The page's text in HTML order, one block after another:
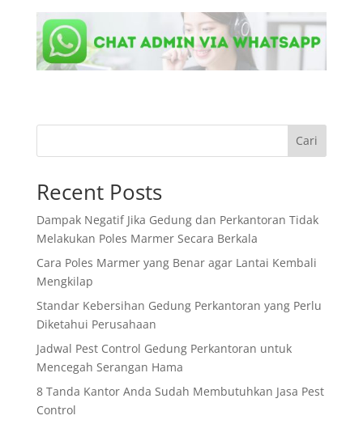
Cari
Recent Posts
Dampak Negatif Jika Gedung dan Perkantoran Tidak
Melakukan Poles Marmer Secara Berkala
Cara Poles Marmer yang Benar agar Lantai Kembali
Mengkilap
Standar Kebersihan Gedung Perkantoran yang Perlu
Diketahui Perusahaan
Jadwal Pest Control Gedung Perkantoran untuk
Mencegah Serangan Hama
8 Tanda Kantor Anda Sudah Membutuhkan Jasa Pest
Control